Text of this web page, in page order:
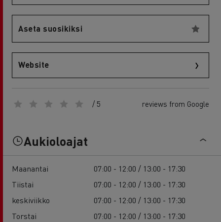
Aseta suosikiksi
Website
/ 5 reviews from Google
Aukioloajat
Maanantai
07:00 - 12:00 / 13:00 - 17:30
Tiistai
07:00 - 12:00 / 13:00 - 17:30
keskiviikko
07:00 - 12:00 / 13:00 - 17:30
Torstai
07:00 - 12:00 / 13:00 - 17:30